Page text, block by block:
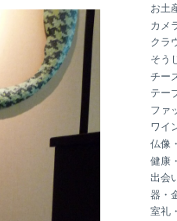
お土
カメ
クラ
そう
チー
テー
ファ
ワイ
仏像
健康
出会
器・
室礼